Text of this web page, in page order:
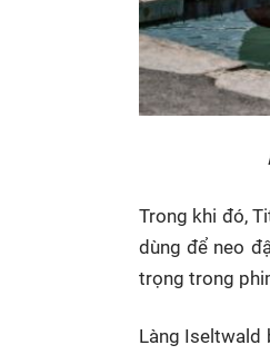
Trong khi đó,
dùng để neo
trọng trong
Làng Iseltwald